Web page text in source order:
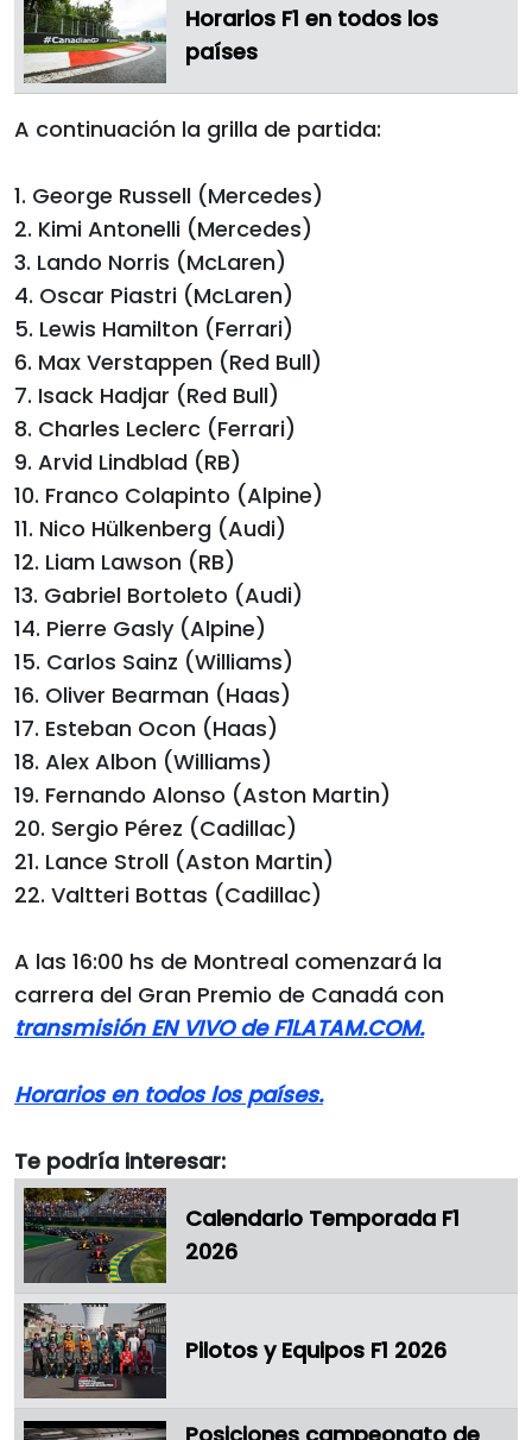
Horarios F1 en todos los
países
A continuación la grilla de partida:
1. George Russell (Mercedes)
2. Kimi Antonelli (Mercedes)
3. Lando Norris (McLaren)
4. Oscar Piastri (McLaren)
5. Lewis Hamilton (Ferrari)
6. Max Verstappen (Red Bull)
7. Isack Hadjar (Red Bull)
8. Charles Leclerc (Ferrari)
9. Arvid Lindblad (RB)
10. Franco Colapinto (Alpine)
11. Nico Hülkenberg (Audi)
12. Liam Lawson (RB)
13. Gabriel Bortoleto (Audi)
14. Pierre Gasly (Alpine)
15. Carlos Sainz (Williams)
16. Oliver Bearman (Haas)
17. Esteban Ocon (Haas)
18. Alex Albon (Williams)
19. Fernando Alonso (Aston Martin)
20. Sergio Pérez (Cadillac)
21. Lance Stroll (Aston Martin)
22. Valtteri Bottas (Cadillac)
A las 16:00 hs de Montreal comenzará la
carrera del Gran Premio de Canadá con
transmisión EN VIVO de F1LATAM.COM.
Horarios en todos los países.
Te podría interesar:
Calendario Temporada F1
2026
Pilotos y Equipos F1 2026